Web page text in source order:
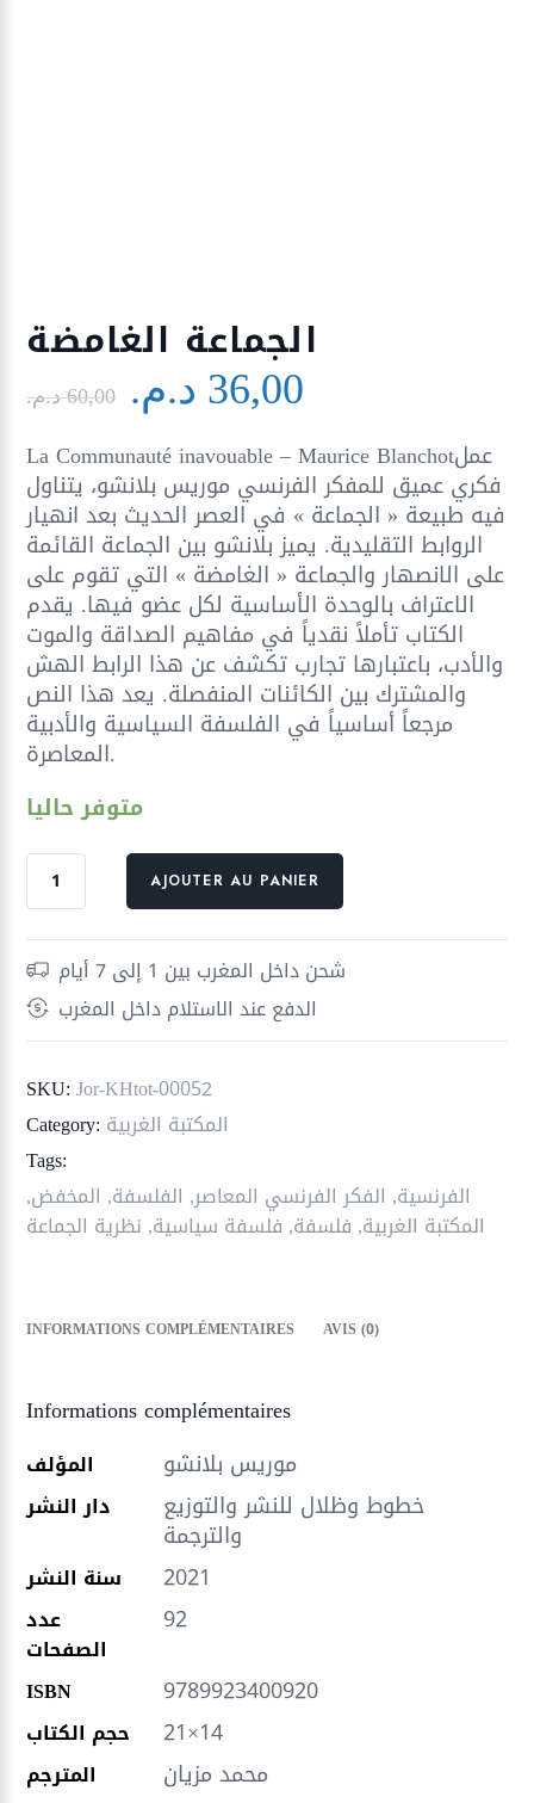
الجماعة الغامضة
60,00 د.م. Le
prix
initial
était : 60,00 د.م..
36,00 د.م.
actuel
est : 36,00 د.م..
La Communauté inavouable – Maurice Blanchotعمل
فكري عميق للمفكر الفرنسي موريس بلانشو، يتناول
فيه طبيعة « الجماعة » في العصر الحديث بعد انهيار
الروابط التقليدية. يميز بلانشو بين الجماعة القائمة
على الانصهار والجماعة « الغامضة » التي تقوم على
الاعتراف بالوحدة الأساسية لكل عضو فيها. يقدم
الكتاب تأملاً نقدياً في مفاهيم الصداقة والموت
والأدب، باعتبارها تجارب تكشف عن هذا الرابط الهش
والمشترك بين الكائنات المنفصلة. يعد هذا النص
مرجعاً أساسياً في الفلسفة السياسية والأدبية
المعاصرة.
متوفر حاليا
quantité
de
الغامضة
AJOUTER AU PANIER
شحن داخل المغرب بين 1 إلى 7 أيام
الدفع عند الاستلام داخل المغرب
SKU: Jor-KHtot-00052
Category: المكتبة الغربية
Tags:
الفرنسية, الفكر الفرنسي المعاصر, الفلسفة, المخفض,
المكتبة الغربية,فلسفة,فلسفة سياسية,نظرية الجماعة
INFORMATIONS COMPLÉMENTAIRES AVIS (0)
Informations complémentaires
المؤلف موريس بلانشو
دار النشر خطوط وظلال للنشر والتوزيع
والترجمة
سنة النشر 2021
عدد
الصفحات
92
ISBN 9789923400920
حجم الكتاب 21×14
المترجم محمد مزيان